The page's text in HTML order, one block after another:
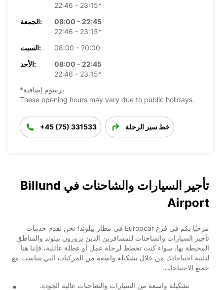
22:46 - 23:15*
الجمعة:
08:00 - 22:45
22:46 - 23:15*
السبت:
08:00 - 20:00
الأحد:
08:00 - 22:45
22:46 - 23:15*
*برسوم إضافية
These opening hours may vary due to public holidays.
+45 (75) 331533 خط سير الرحلة
تأجير السيارات والشاحنات في Billund
Airport
مرحبًا بكم في فرع Europcar في مطار بيلوند! نحن نقدم خدمات
تأجير السيارات والشاحنات للمسافرين الذين يزورون بيلوند والمناطق
المحيطة بها. سواء كنت تخطط لرحلة عمل أو عطلة عائلية، فإننا هنا
لتلبية احتياجاتك من خلال تشكيلة واسعة من المركبات التي تتناسب مع
جميع الاحتياجات.
تشكيلة واسعة من السيارات والشاحنات عالية الجودة.